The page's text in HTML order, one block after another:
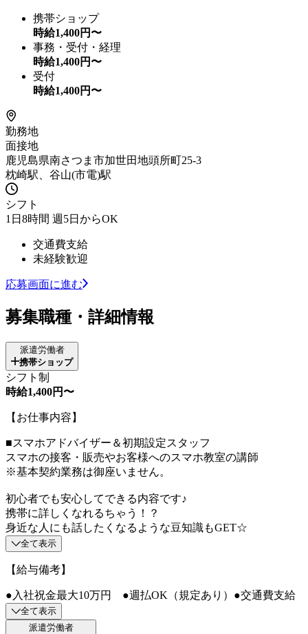
携帯ショップ
時給1,400円〜
事務・受付・経理
時給1,400円〜
受付
時給1,400円〜
勤務地
面接地
鹿児島県南さつま市加世田地頭所町25-3
枕崎駅、谷山(市電)駅
シフト
1日8時間 週5日からOK
交通費支給
未経験歓迎
応募画面に進む
募集職種・詳細情報
派遣労働者
携帯ショップ
シフト制
時給1,400円〜
【お仕事内容】
■スマホアドバイザー＆初期設定スタッフ
スマホの接客・販売やお客様へのスマホ教室の講師
※基本契約業務は御座いません。
初心者でも安心してできる内容です♪
携帯に詳しくなれるちゃう！？
身近な人にも話したくなるような豆知識もGET☆
全て表示
【給与備考】
●入社祝金最大10万円 ●週払OK（規定あり）●交通費支給
全て表示
派遣労働者